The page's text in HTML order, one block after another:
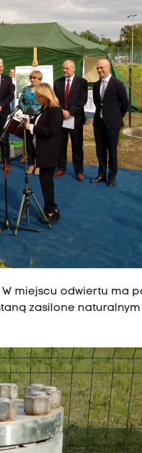
miejscu odwiertu ma
zasilone naturalnym